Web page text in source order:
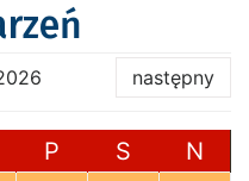
następny
P S N